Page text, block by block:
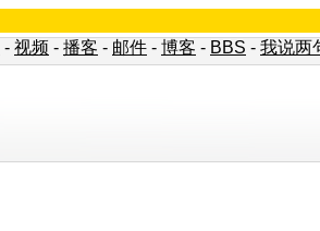
- 视频 - 播客 - 邮件 - 博客 - BBS - 我说两